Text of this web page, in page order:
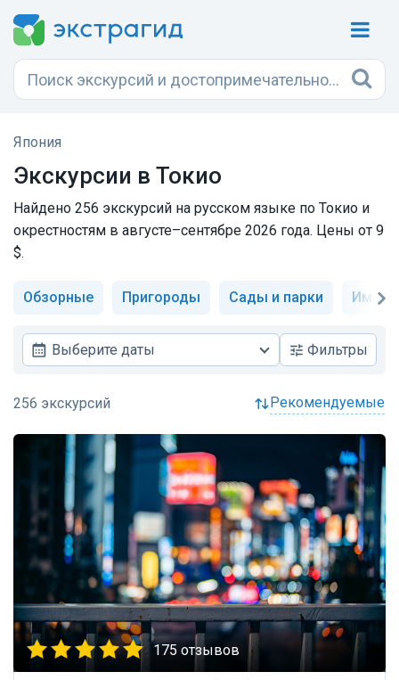
Япония
Экскурсии в Токио
Найдено 256 экскурсий на русском языке по Токио и
окрестностям в августе–сентябре 2026 года. Цены от 9
$.
Обзорные Пригороды Сады и парки
Выберите даты Фильтры
рекомендуемые
175 отзывов